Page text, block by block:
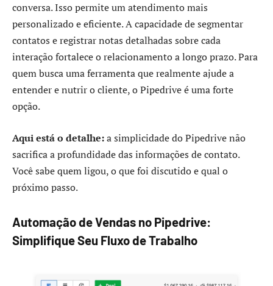
conversa. Isso permite um atendimento mais
personalizado e eficiente. A capacidade de segmentar
contatos e registrar notas detalhadas sobre cada
interação fortalece o relacionamento a longo prazo. Para
quem busca uma ferramenta que realmente ajude a
entender e nutrir o cliente, o Pipedrive é uma forte
opção.
Aqui está o detalhe:a simplicidade do Pipedrive não
sacrifica a profundidade das informações de contato.
Você sabe quem ligou, o que foi discutido e qual o
próximo passo.
Automação de Vendas no Pipedrive:
Simplifique Seu Fluxo de Trabalho